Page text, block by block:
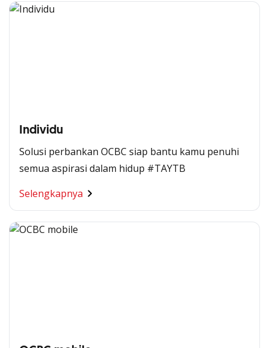
Individu
Solusi perbankan OCBC siap bantu kamu penuhi
semua aspirasi dalam hidup #TAYTB
Selengkapnya